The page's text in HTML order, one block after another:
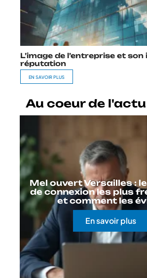
L’image de l’entreprise et
réputation
EN SAVOIR PLUS
Au coeur de l'actu
Mel ouvert Versailles :
de connexion les plus
et comment les
En savoir plus